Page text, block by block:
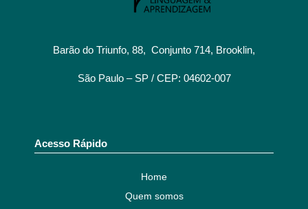
Barão do Triunfo, 88, Conjunto 714, Brooklin,
São Paulo – SP / CEP: 04602-007
Acesso Rápido
Home
Quem somos